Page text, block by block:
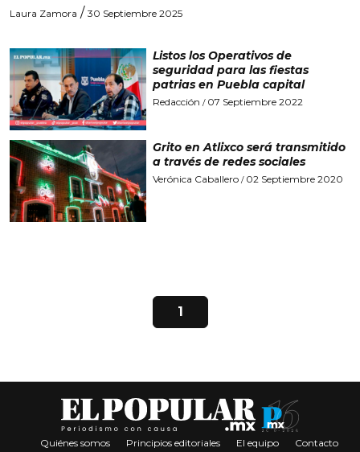
Laura Zamora / 30 Septiembre 2025
Listos los Operativos de
seguridad para las fiestas
patrias en Puebla capital
Redacción / 07 Septiembre 2022
Grito en Atlixco será transmitido
a través de redes sociales
Verónica Caballero/ 02 Septiembre 2020
1
Quiénes somos Principios editoriales El equipo Contacto